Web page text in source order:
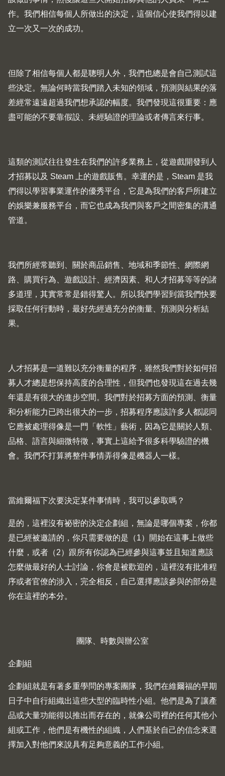
作。我們相信每個人所做出的決定，這個信心使我們得以建
立一次又一次的成功。
但除了相信每個人都是聰明人外，我們也總是會自己測試這
些決定。無論何時當我們踏入未知的領域，預測與結果的落
差經常遠遠超過我們想承認的幅度。我們發現這很重要：應
盡可能的不要靠假設、未經驗證的理論或者傳言來行事。
這類的測試往往發生在我們的許多業務上，從遊戲開發到人
才招募以及 Steam 上的遊戲販售。幸運的是，Steam 是我
們得以學習事業運作的優秀平台，它是為我們的客戶所建立
的娛樂兼服務平台，而它也成為我們與客戶之間密集的溝通
管道。
我們所經常聽到、關於商品銷售、地域和季節性、網際網
路、購買行為、遊戲設計、經濟因素、和人才招募等等的諸
多道理，其實常常是錯得驚人。所以我們學習到當我們快要
採取任何行動時，最好先經過充分的衡量、預測與分析結
果。
人才招募是一道難以充分衡量的程序，雖然我們對於如何招
募人才總是想保持高度的合理性，但我們也發現這在過去幾
年還是有很大的進步空間。我們對於招募方面的預測、衡量
和分析能力已跨出很大的一步，招募程序應該許多人都認同
它應被處理得像是一門「軟性」藝術，因為它是關於人類、
品格、語言與細微特徵，事實上這給予很多科學驗證的機
會。我們不打算將整件事情弄得像是機器人一樣。
當維爾福下次要決定某件事情時，我可以參取嗎？
是的，這裡沒有祕密的決定企劃組，無論是哪個專案，你都
是已經被邀請的，你只需要做的是（1）開始在這事上做些
什麼，或者（2）跟所有你認為已經參與這事並且知道應該
怎麼做最好的人士討論，你會是被歡迎的，這裡沒有批准程
序或者官僚的涉入，完全相反，自己選擇應該參與的部份是
你在這裡的本分。
團隊、時數與辦公室
企劃組
企劃組就是有著多重學問的專案團隊，我們在維爾福的早期
日子中自行組織出這些大型的臨時性小組。他們是為了讓產
品或大量功能得以推出而存在的，就像公司裡的任何其他小
組或工作，他們是有機性的組織，人們基於自己的信念來選
擇加入對他們來說具有足夠意義的工作小組。